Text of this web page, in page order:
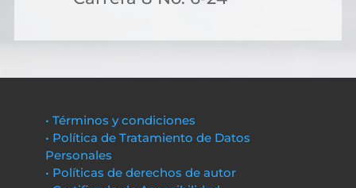
• Términos y condiciones
• Política de Tratamiento de Datos
Personales
• Políticas de derechos de autor